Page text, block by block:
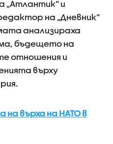
„Атлантик“ и
на „Дневник“
анализираха
бъдещето на
отношения и
върху
върха на НАТО в